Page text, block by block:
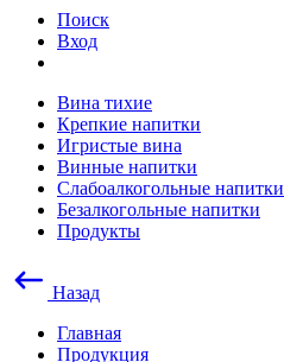
Поиск
Вход
Вина тихие
Крепкие напитки
Игристые вина
Винные напитки
Слабоалкогольные напитки
Безалкогольные напитки
Продукты
Назад
Главная
Продукция